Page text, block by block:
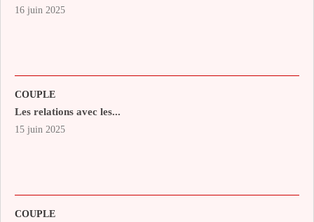
16 juin 2025
COUPLE
Les relations avec les...
15 juin 2025
COUPLE